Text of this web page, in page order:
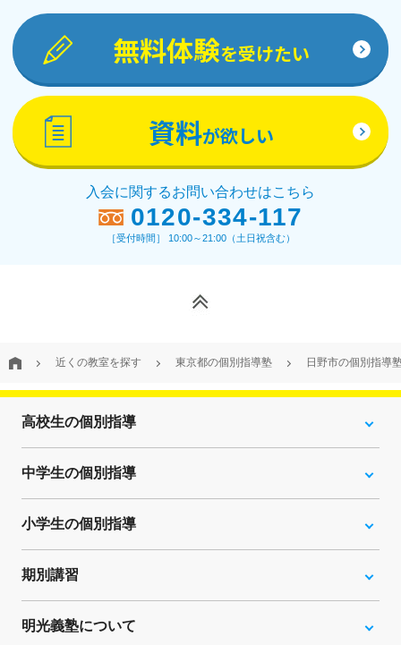
無料体験を受けたい
資料が欲しい
入会に関するお問い合わせはこちら
0120-334-117
［受付時間］ 10:00～21:00（土日祝含む）
近くの教室を探す 東京都の個別指導塾 日野市の個別指導
高校生の個別指導
中学生の個別指導
小学生の個別指導
期別講習
明光義塾について